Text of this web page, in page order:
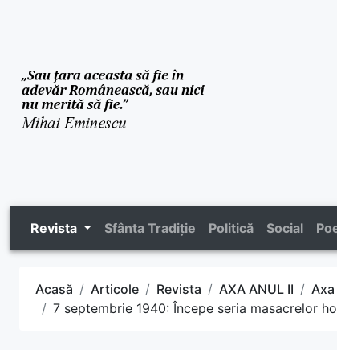
Revista Sfânta Tradiție Politică Social
Acasă Articole Revista AXA ANUL II
7 septembrie 1940: Începe seria masacrelor